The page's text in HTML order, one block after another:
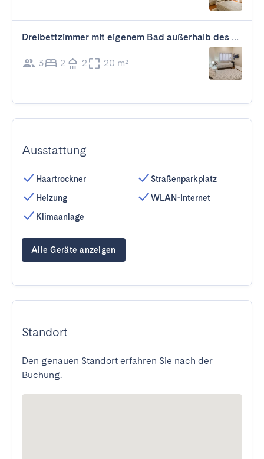
Dreibettzimmer mit eigenem Bad außerhalb des
3 2 2 20 m²
Ausstattung
Haartrockner
Heizung
Klimaanlage
Straßenparkplatz
WLAN-Internet
Alle Geräte anzeigen
Standort
Den genauen Standort erfahren Sie nach der
Buchung.